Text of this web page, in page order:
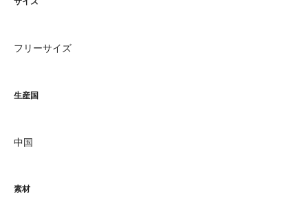
フリーサイズ
生産国
中国
素材